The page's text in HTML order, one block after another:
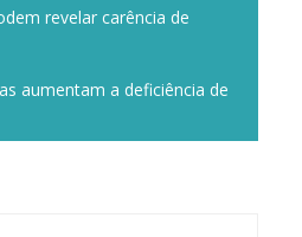
revelar carência de
aumentam a deficiência de